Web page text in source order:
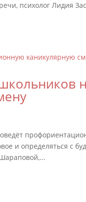
психолог Лидия
и определяться с